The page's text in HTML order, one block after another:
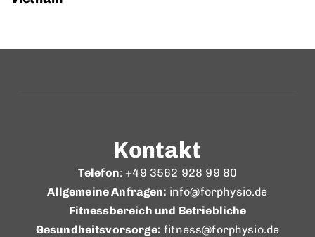
Kontakt
Telefon: +49 3562 928 99 80
Allgemeine Anfragen: info@forphysio.de
Fitnessbereich und Betriebliche
Gesundheitsvorsorge: fitness@forphysio.de